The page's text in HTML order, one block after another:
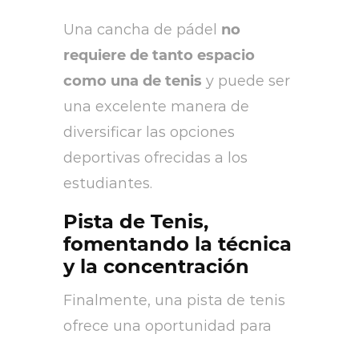
Una cancha de pádel no
requiere de tanto espacio
como una de tenis y puede ser
una excelente manera de
diversificar las opciones
deportivas ofrecidas a los
estudiantes.
Pista de Tenis,
fomentando la técnica
y la concentración
Finalmente, una pista de tenis
ofrece una oportunidad para